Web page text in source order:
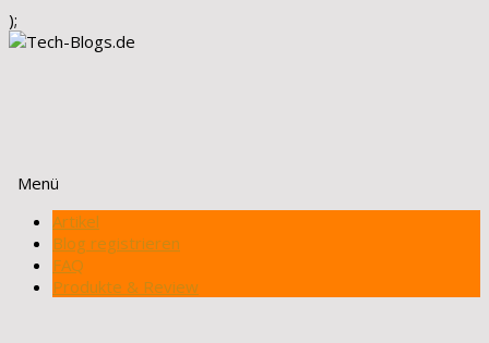
);
Menü
Zum
Inhalt
springen
Artikel
Blog registrieren
FAQ
Produkte & Review